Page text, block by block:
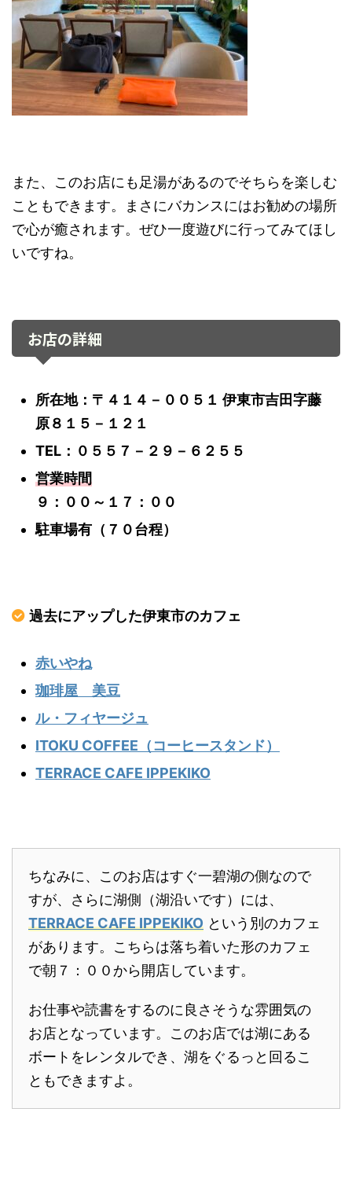
また、このお店にも足湯があるのでそちらを楽しむ
こともできます。まさにバカンスにはお勧めの場所
で心が癒されます。ぜひ一度遊びに行ってみてほし
いですね。
お店の詳細
所在地：〒４１４－００５１ 伊東市吉田字藤
原８１５－１２１
TEL：０５５７－２９－６２５５
営業時間
９：００～１７：００
駐車場有（７０台程）
過去にアップした伊東市のカフェ
赤いやね
珈琲屋 美豆
ル・フィヤージュ
ITOKU COFFEE（コーヒースタンド）
TERRACE CAFE IPPEKIKO
ちなみに、このお店はすぐ一碧湖の側なので
すが、さらに湖側（湖沿いです）には、
TERRACE CAFE IPPEKIKO という別のカフェ
があります。こちらは落ち着いた形のカフェ
で朝７：００から開店しています。
お仕事や読書をするのに良さそうな雰囲気の
お店となっています。このお店では湖にある
ボートをレンタルでき、湖をぐるっと回るこ
ともできますよ。